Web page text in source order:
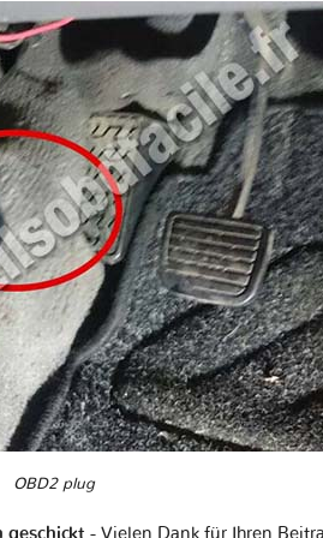
OBD2 plug
geschickt - Vielen Dank für Ihren